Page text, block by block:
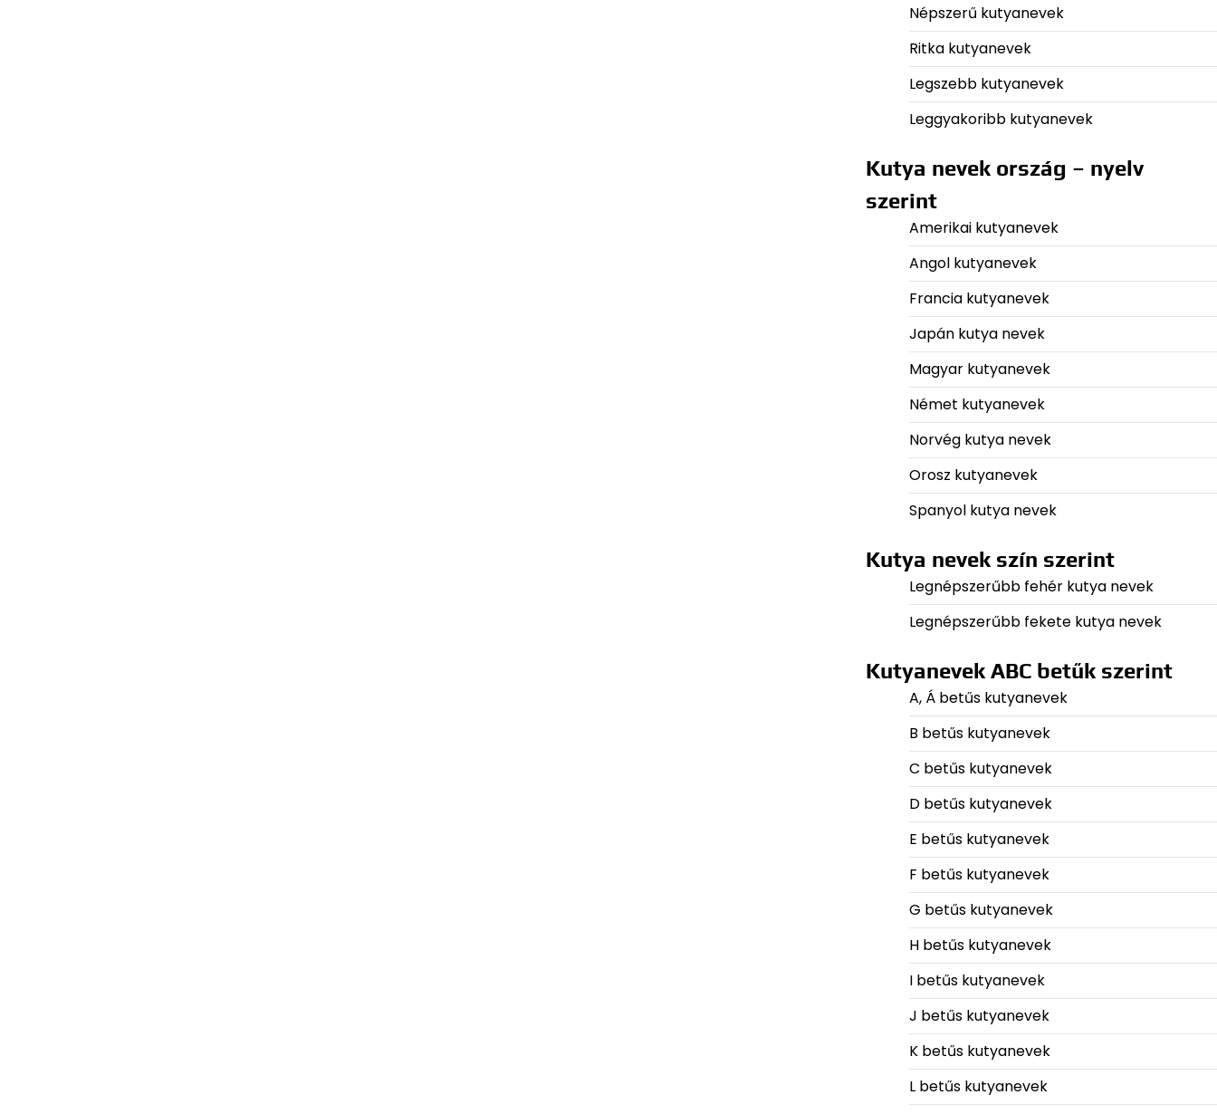
Népszerű kutyanevek
Ritka kutyanevek
Legszebb kutyanevek
Leggyakoribb kutyanevek
Kutya nevek ország – nyelv
szerint
Amerikai kutyanevek
Angol kutyanevek
Francia kutyanevek
Japán kutya nevek
Magyar kutyanevek
Német kutyanevek
Norvég kutya nevek
Orosz kutyanevek
Spanyol kutya nevek
Kutya nevek szín szerint
Legnépszerűbb fehér kutya nevek
Legnépszerűbb fekete kutya nevek
Kutyanevek ABC betűk szerint
A, Á betűs kutyanevek
B betűs kutyanevek
C betűs kutyanevek
D betűs kutyanevek
E betűs kutyanevek
F betűs kutyanevek
G betűs kutyanevek
H betűs kutyanevek
I betűs kutyanevek
J betűs kutyanevek
K betűs kutyanevek
L betűs kutyanevek